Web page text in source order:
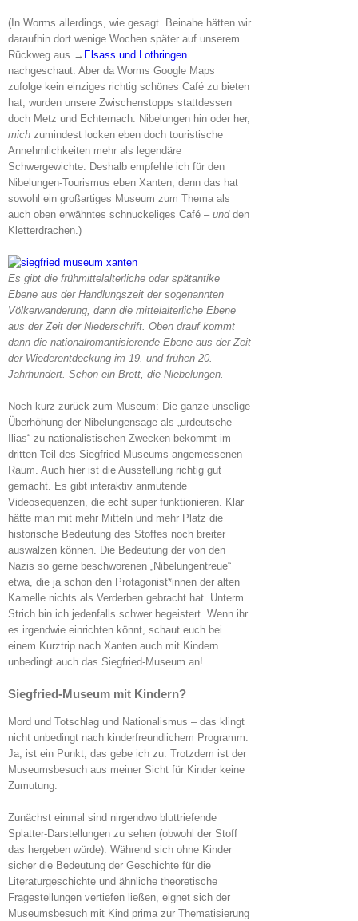
(In Worms allerdings, wie gesagt. Beinahe hätten wir
daraufhin dort wenige Wochen später auf unserem
Rückweg aus → Elsass und Lothringen
nachgeschaut. Aber da Worms Google Maps
zufolge kein einziges richtig schönes Café zu bieten
hat, wurden unsere Zwischenstopps stattdessen
doch Metz und Echternach. Nibelungen hin oder her,
mich zumindest locken eben doch touristische
Annehmlichkeiten mehr als legendäre
Schwergewichte. Deshalb empfehle ich für den
Nibelungen-Tourismus eben Xanten, denn das hat
sowohl ein großartiges Museum zum Thema als
auch oben erwähntes schnuckeliges Café – undden
Kletterdrachen.)
Es gibt die frühmittelalterliche oder spätantike
Ebene aus der Handlungszeit der sogenannten
Völkerwanderung, dann die mittelalterliche Ebene
aus der Zeit der Niederschrift. Oben drauf kommt
dann die nationalromantisierende Ebene aus der Zeit
der Wiederentdeckung im 19. und frühen 20.
Jahrhundert. Schon ein Brett, die Niebelungen.
Noch kurz zurück zum Museum: Die ganze unselige
Überhöhung der Nibelungensage als „urdeutsche
Ilias“ zu nationalistischen Zwecken bekommt im
dritten Teil des Siegfried-Museums angemessenen
Raum. Auch hier ist die Ausstellung richtig gut
gemacht. Es gibt interaktiv anmutende
Videosequenzen, die echt super funktionieren. Klar
hätte man mit mehr Mitteln und mehr Platz die
historische Bedeutung des Stoffes noch breiter
auswalzen können. Die Bedeutung der von den
Nazis so gerne beschworenen „Nibelungentreue“
etwa, die ja schon den Protagonist*innen der alten
Kamelle nichts als Verderben gebracht hat. Unterm
Strich bin ich jedenfalls schwer begeistert. Wenn ihr
es irgendwie einrichten könnt, schaut euch bei
einem Kurztrip nach Xanten auch mit Kindern
unbedingt auch das Siegfried-Museum an!
Siegfried-Museum mit Kindern?
Mord und Totschlag und Nationalismus – das klingt
nicht unbedingt nach kinderfreundlichem Programm.
Ja, ist ein Punkt, das gebe ich zu. Trotzdem ist der
Museumsbesuch aus meiner Sicht für Kinder keine
Zumutung.
Zunächst einmal sind nirgendwo bluttriefende
Splatter-Darstellungen zu sehen (obwohl der Stoff
das hergeben würde). Während sich ohne Kinder
sicher die Bedeutung der Geschichte für die
Literaturgeschichte und ähnliche theoretische
Fragestellungen vertiefen ließen, eignet sich der
Museumsbesuch mit Kind prima zur Thematisierung